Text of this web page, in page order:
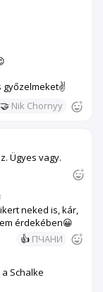
győzelmeket✌️
🤝 Nik Chornyy
Ügyes vagy.
neked is, kár,
érdekében😀
👍 ПЧАНИ
Schalke